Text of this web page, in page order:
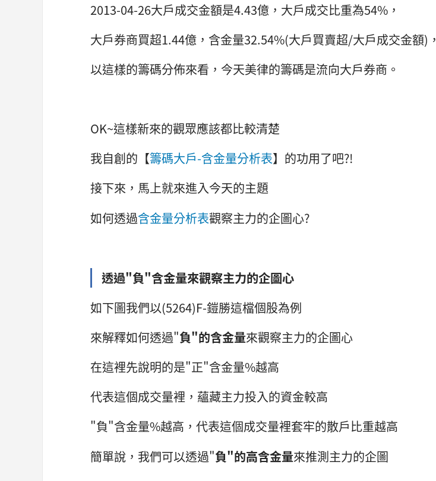
2013-04-26大戶成交金額是4.43億，大戶成交比重為54%，
大戶券商買超1.44億，含金量32.54%(大戶買賣超/大戶成交金額)，
以這樣的籌碼分佈來看，今天美律的籌碼是流向大戶券商。
OK~這樣新來的觀眾應該都比較清楚
我自創的【籌碼大戶-含金量分析表】的功用了吧?!
接下來，馬上就來進入今天的主題
如何透過含金量分析表觀察主力的企圖心?
透過"負"含金量來觀察主力的企圖心
如下圖我們以(5264)F-鎧勝這檔個股為例
來解釋如何透過"負"的含金量來觀察主力的企圖心
在這裡先說明的是"正"含金量%越高
代表這個成交量裡，蘊藏主力投入的資金較高
"負"含金量%越高，代表這個成交量裡套牢的散戶比重越高
簡單說，我們可以透過"負"的高含金量來推測主力的企圖